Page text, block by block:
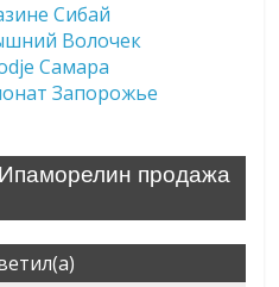
Сибай
Волочек
Самара
Запорожье
продажа